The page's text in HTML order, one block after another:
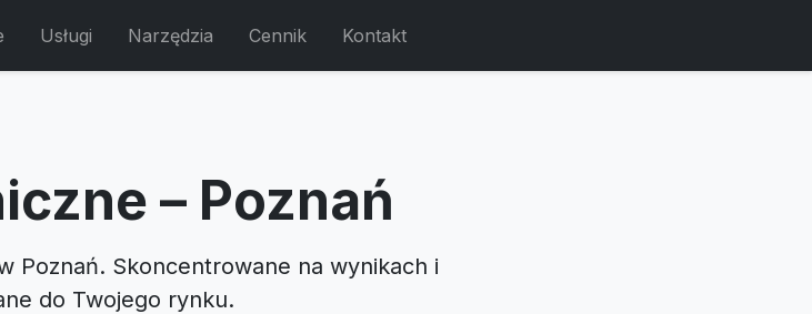
Usługi Narzędzia Cennik Kontakt
– Poznań
Poznań. Skoncentrowane na wynikach i
do Twojego rynku.